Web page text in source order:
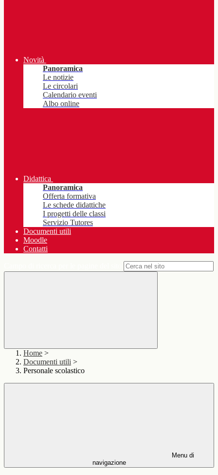
Novità
Panoramica
Le notizie
Le circolari
Calendario eventi
Albo online
Didattica
Panoramica
Offerta formativa
Le schede didattiche
I progetti delle classi
Servizio Tutores
Documenti utili
Moodle
Contatti
Home >
Documenti utili >
Personale scolastico
Menu di
navigazione